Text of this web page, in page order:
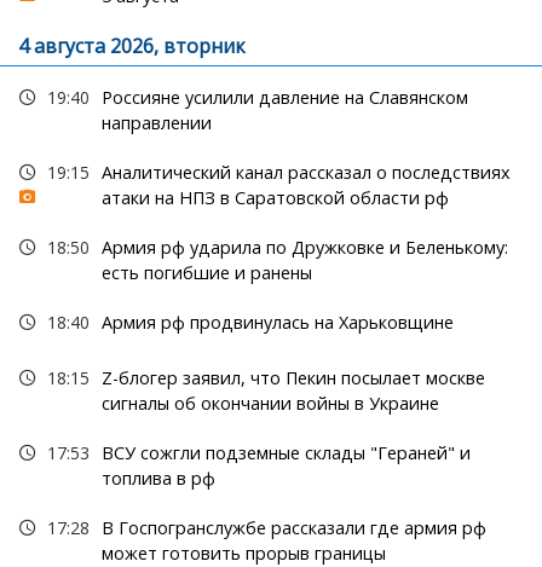
4 августа 2026, вторник
19:40
Россияне усилили давление на Славянском
направлении
19:15 Аналитический канал рассказал о последствиях
атаки на НПЗ в Саратовской области рф
18:50 Армия рф ударила по Дружковке и Беленькому:
есть погибшие и ранены
18:40 Армия рф продвинулась на Харьковщине
18:15
Z-блогер заявил, что Пекин посылает москве
сигналы об окончании войны в Украине
17:53
ВСУ сожгли подземные склады "Гераней" и
топлива в рф
17:28
В Госпогранслужбе рассказали где армия рф
может готовить прорыв границы